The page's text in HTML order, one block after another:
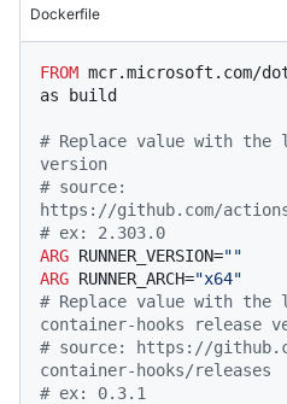
Dockerfile
FROM mcr.microsoft.com/
as build
# Replace value with the
version
# source:
https://github.com/
# ex: 2.303.0
ARG RUNNER_VERSION=""
ARG RUNNER_ARCH="x64"
# Replace value with the
container-hooks release
# source: https://
container-hooks/releases
# ex: 0.3.1